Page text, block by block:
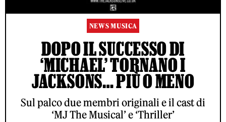
NEWS MUSICA
DOPO IL SUCCESSO DI
‘MICHAEL’ TORNANO I
JACKSONS… PIÙ O MENO
Sul palco due membri originali e il cast di
‘MJ The Musical’ e ‘Thriller’